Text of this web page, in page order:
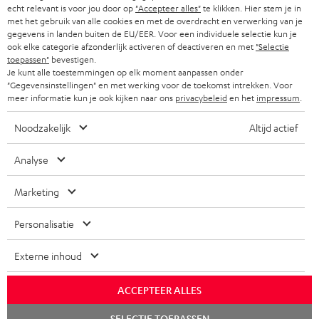
echt relevant is voor jou door op "Accepteer alles"te klikken. Hier stem je in
met het gebruik van alle cookies en met de overdracht en verwerking van je
gegevens in landen buiten de EU/EER. Voor een individuele selectie kun je
ook elke categorie afzonderlijk activeren of deactiveren en met "Selectie
toepassen" bevestigen.
Je kunt alle toestemmingen op elk moment aanpassen onder
"Gegevensinstellingen" en met werking voor de toekomst intrekken. Voor
meer informatie kun je ook kijken naar ons privacybeleiden het impressum
Noodzakelijk Altijd actief
Analyse
Marketing
Personalisatie
Externe inhoud
ACCEPTEER ALLES